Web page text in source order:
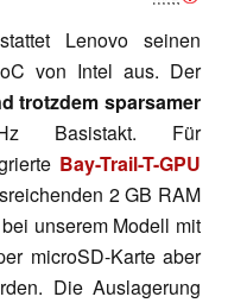
Lenovo seinen
von Intel aus. Der
trotzdem sparsamer
Basistakt. Für
Bay-Trail-T-GPU
2 GB RAM
unserem Modell mit
microSD-Karte aber
Die Auslagerung